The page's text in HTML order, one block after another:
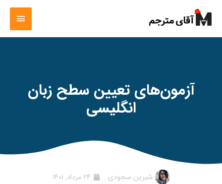
آزمون‌های تعیین سطح زبان
انگلیسی
شیرین سجودی 24 مرداد, 1401